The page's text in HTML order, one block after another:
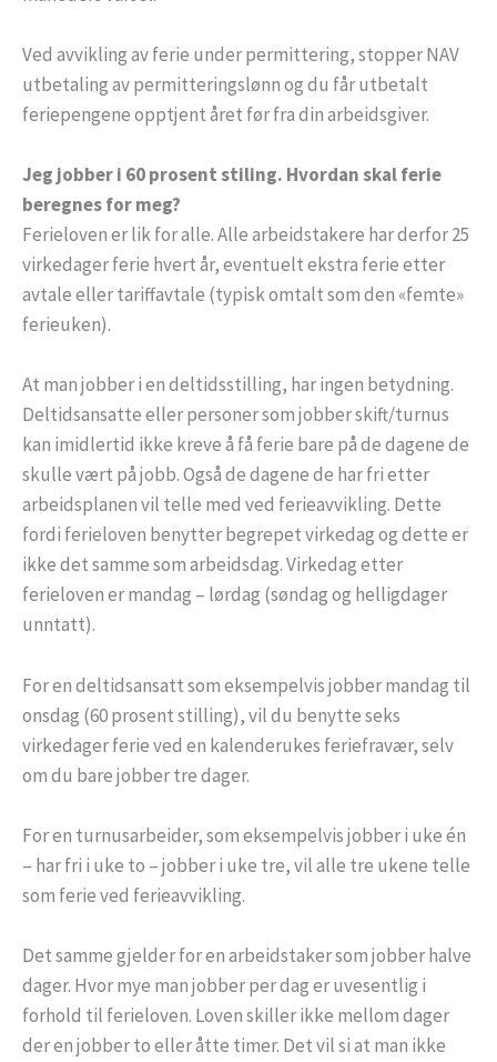
Ved avvikling av ferie under permittering, stopper NAV
utbetaling av permitteringslønn og du får utbetalt
feriepengene opptjent året før fra din arbeidsgiver.
Jeg jobber i 60 prosent stiling. Hvordan skal ferie
beregnes for meg?
Ferieloven er lik for alle. Alle arbeidstakere har derfor 25
virkedager ferie hvert år, eventuelt ekstra ferie etter
avtale eller tariffavtale (typisk omtalt som den «femte»
ferieuken).
At man jobber i en deltidsstilling, har ingen betydning.
Deltidsansatte eller personer som jobber skift/turnus
kan imidlertid ikke kreve å få ferie bare på de dagene de
skulle vært på jobb. Også de dagene de har fri etter
arbeidsplanen vil telle med ved ferieavvikling. Dette
fordi ferieloven benytter begrepet virkedag og dette er
ikke det samme som arbeidsdag. Virkedag etter
ferieloven er mandag – lørdag (søndag og helligdager
unntatt).
For en deltidsansatt som eksempelvis jobber mandag til
onsdag (60 prosent stilling), vil du benytte seks
virkedager ferie ved en kalenderukes feriefravær, selv
om du bare jobber tre dager.
For en turnusarbeider, som eksempelvis jobber i uke én
– har fri i uke to – jobber i uke tre, vil alle tre ukene telle
som ferie ved ferieavvikling.
Det samme gjelder for en arbeidstaker som jobber halve
dager. Hvor mye man jobber per dag er uvesentlig i
forhold til ferieloven. Loven skiller ikke mellom dager
der en jobber to eller åtte timer. Det vil si at man ikke